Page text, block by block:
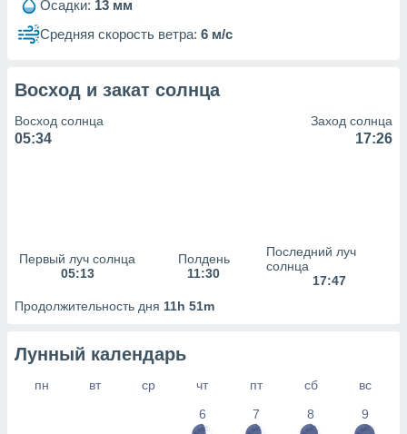
рекламы
сведения
Осадки: 13 мм
Средняя скорость ветра: 6 м/с
Восход и закат солнца
Восход солнца
05:34
Заход солнца
17:26
Первый луч солнца
05:13
Полдень
11:30
Последний луч
солнца
17:47
Продолжительность дня 11h 51m
Лунный календарь
пн вт ср чт пт сб
вс
6
7 8 9